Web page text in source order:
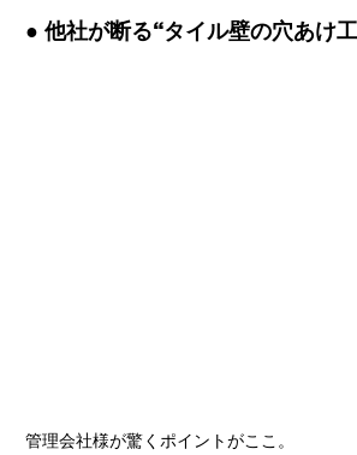
● 他社が断る“タイル壁の穴あけ
管理会社様が驚くポイントがここ。